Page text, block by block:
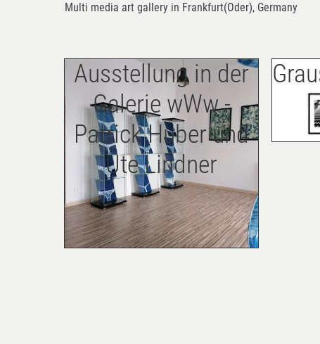
Multi media art gallery in Frankfurt(Oder), Germany
Ausstellung in der
Galerie wWw -
Patrick Huber und
Ute Lindner